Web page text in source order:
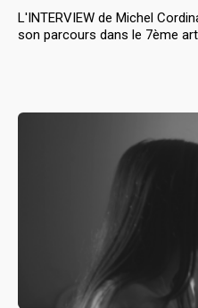
L'INTERVIEW de Michel
son parcours dans le 7ème art.